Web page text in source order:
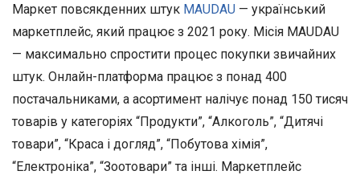
Маркет повсякденних штук MAUDAU — український
маркетплейс, який працює з 2021 року. Місія MAUDAU
— максимально спростити процес покупки звичайних
штук. Онлайн-платформа працює з понад 400
постачальниками, а асортимент налічує понад 150 тисяч
товарів у категоріях “Продукти”, “Алкоголь”, “Дитячі
товари”, “Краса і догляд”, “Побутова хімія”,
“Електроніка”, “Зоотовари” та інші. Маркетплейс